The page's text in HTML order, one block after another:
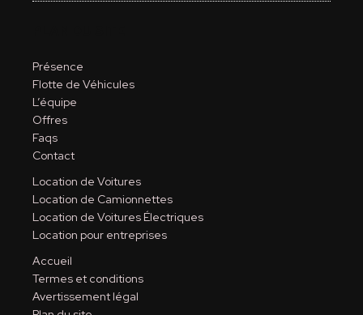
Présence
Flotte de Véhicules
L’équipe
Offres
Faqs
Contact
Location de Voitures
Location de Camionnettes
Location de Voitures Électriques
Location pour entreprises
Accueil
Termes et conditions
Avertissement légal